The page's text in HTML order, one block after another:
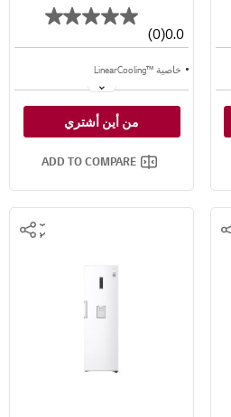
0.0
(0)
خاصية ™LinearCooling
تدفق متعدد للهواء
من أين أشتري
ADD TO COMPARE